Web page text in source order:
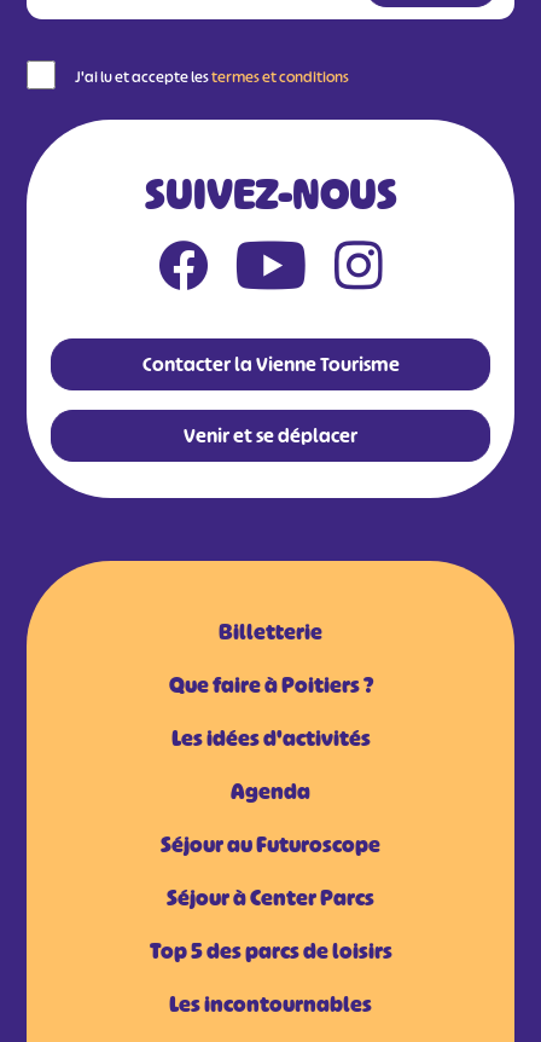
J'ai lu et accepte lestermes et conditions
SUIVEZ-NOUS
Contacter la Vienne Tourisme
Venir et se déplacer
Billetterie
Que faire à Poitiers ?
Les idées d'activités
Agenda
Séjour au Futuroscope
Séjour à Center Parcs
Top 5 des parcs de loisirs
Les incontournables